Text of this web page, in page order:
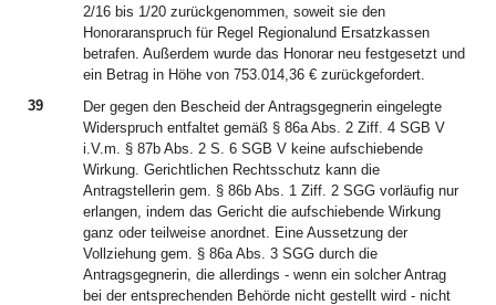
2/16 bis 1/20 zurückgenommen, soweit sie den
Honoraranspruch für Regel Regionalund Ersatzkassen
betrafen. Außerdem wurde das Honorar neu festgesetzt und
ein Betrag in Höhe von 753.014,36 € zurückgefordert.
39
Der gegen den Bescheid der Antragsgegnerin eingelegte
Widerspruch entfaltet gemäß § 86a Abs. 2 Ziff. 4 SGB V
i.V.m. § 87b Abs. 2 S. 6 SGB V keine aufschiebende
Wirkung. Gerichtlichen Rechtsschutz kann die
Antragstellerin gem. § 86b Abs. 1 Ziff. 2 SGG vorläufig nur
erlangen, indem das Gericht die aufschiebende Wirkung
ganz oder teilweise anordnet. Eine Aussetzung der
Vollziehung gem. § 86a Abs. 3 SGG durch die
Antragsgegnerin, die allerdings - wenn ein solcher Antrag
bei der entsprechenden Behörde nicht gestellt wird - nicht